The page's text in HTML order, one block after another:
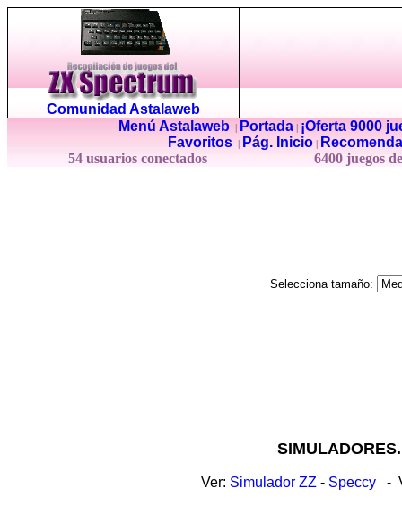
Comunidad Astalaweb
Menú Astalaweb| Portada|
¡Oferta 9000
Favoritos
Pág. Inicio
54 usuarios conectados
6400 juegos
Selecciona tamaño:
Ver: Simulador ZZ - Speccy -